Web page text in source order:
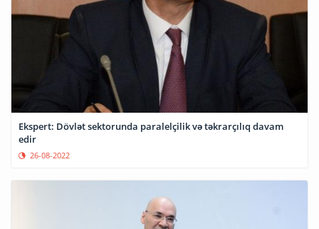
Ekspert: Dövlət sektorunda paralelçilik və təkrarçılıq davam
edir
26-08-2022